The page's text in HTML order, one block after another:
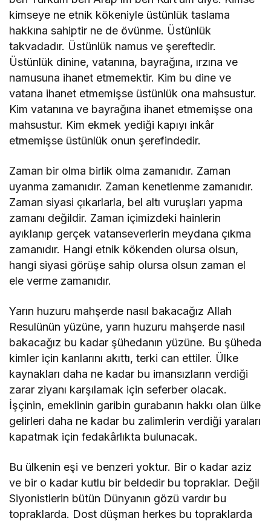
kimseye ne etnik kökeniyle üstünlük taslama
hakkına sahiptir ne de övünme. Üstünlük
takvadadır. Üstünlük namus ve şereftedir.
Üstünlük dinine, vatanına, bayrağına, ırzına ve
namusuna ihanet etmemektir. Kim bu dine ve
vatana ihanet etmemişse üstünlük ona mahsustur.
Kim vatanına ve bayrağına ihanet etmemişse ona
mahsustur. Kim ekmek yediği kapıyı inkâr
etmemişse üstünlük onun şerefindedir.
Zaman bir olma birlik olma zamanıdır. Zaman
uyanma zamanıdır. Zaman kenetlenme zamanıdır.
Zaman siyasi çıkarlarla, bel altı vuruşları yapma
zamanı değildir. Zaman içimizdeki hainlerin
ayıklanıp gerçek vatanseverlerin meydana çıkma
zamanıdır. Hangi etnik kökenden olursa olsun,
hangi siyasi görüşe sahip olursa olsun zaman el
ele verme zamanıdır.
Yarın huzuru mahşerde nasıl bakacağız Allah
Resulünün yüzüne, yarın huzuru mahşerde nasıl
bakacağız bu kadar şühedanın yüzüne. Bu şüheda
kimler için kanlarını akıttı, terki can ettiler. Ülke
kaynakları daha ne kadar bu imansızların verdiği
zarar ziyanı karşılamak için seferber olacak.
İşçinin, emeklinin garibin gurabanın hakkı olan ülke
gelirleri daha ne kadar bu zalimlerin verdiği yaraları
kapatmak için fedakârlıkta bulunacak.
Bu ülkenin eşi ve benzeri yoktur. Bir o kadar aziz
ve bir o kadar kutlu bir beldedir bu topraklar. Değil
Siyonistlerin bütün Dünyanın gözü vardır bu
topraklarda. Dost düşman herkes bu topraklarda